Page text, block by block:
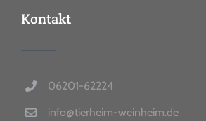
Kontakt
06201-62224
info@tierheim-weinheim.de